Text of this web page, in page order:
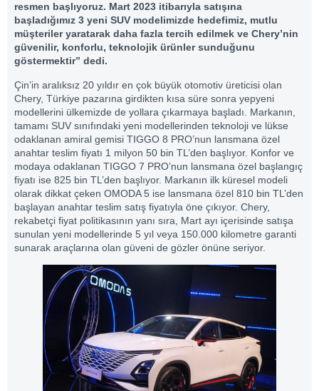
resmen başlıyoruz. Mart 2023 itibarıyla satışına
başladığımız 3 yeni SUV modelimizde hedefimiz, mutlu
müşteriler yaratarak daha fazla tercih edilmek ve Chery’nin
güvenilir, konforlu, teknolojik ürünler sunduğunu
göstermektir” dedi.
Çin’in aralıksız 20 yıldır en çok büyük otomotiv üreticisi olan
Chery, Türkiye pazarına girdikten kısa süre sonra yepyeni
modellerini ülkemizde de yollara çıkarmaya başladı. Markanın,
tamamı SUV sınıfındaki yeni modellerinden teknoloji ve lükse
odaklanan amiral gemisi TIGGO 8 PRO’nun lansmana özel
anahtar teslim fiyatı 1 milyon 50 bin TL’den başlıyor. Konfor ve
modaya odaklanan TIGGO 7 PRO’nun lansmana özel başlangıç
fiyatı ise 825 bin TL’den başlıyor. Markanın ilk küresel modeli
olarak dikkat çeken OMODA 5 ise lansmana özel 810 bin TL’den
başlayan anahtar teslim satış fiyatıyla öne çıkıyor. Chery,
rekabetçi fiyat politikasının yanı sıra, Mart ayı içerisinde satışa
sunulan yeni modellerinde 5 yıl veya 150.000 kilometre garanti
sunarak araçlarına olan güveni de gözler önüne seriyor.